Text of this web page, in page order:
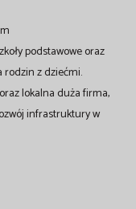
podstawowe oraz
z dziećmi.
lokalna duża firma,
infrastruktury w